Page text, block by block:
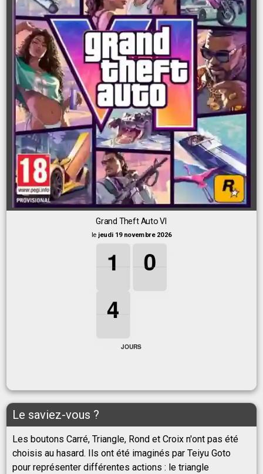
Grand Theft Auto VI
le jeudi 19 novembre 2026
1
1
1
1 0
0
0
0
4
4
4
4
JOURS
Le saviez-vous ?
Les boutons Carré, Triangle, Rond et Croix n'ont pas été
choisis au hasard. Ils ont été imaginés par Teiyu Goto
pour représenter différentes actions : le triangle